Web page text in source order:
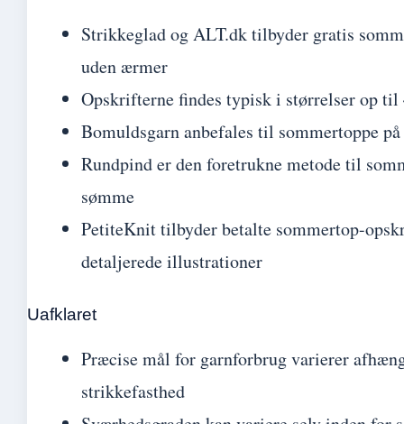
Strikkeglad og ALT.dk tilbyder gratis
uden ærmer
Opskrifterne findes typisk i størrelser op
Bomuldsgarn anbefales til sommertoppe
Rundpind er den foretrukne metode til
sømme
PetiteKnit tilbyder betalte sommertop-
detaljerede illustrationer
Uafklaret
Præcise mål for garnforbrug varierer
strikkefasthed